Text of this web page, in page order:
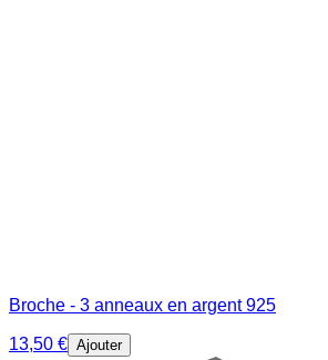
Broche - 3 anneaux en argent 925
13,50 € Ajouter